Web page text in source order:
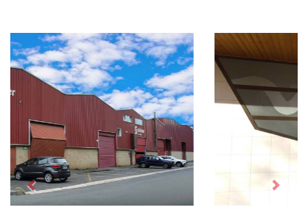
Previous Next